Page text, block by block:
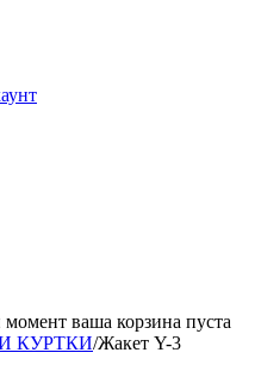
ваша корзина пуста
КУРТКИ/Жакет Y-3